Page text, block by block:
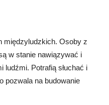
międzyludzkich. Osoby z
w stanie nawiązywać i
ludźmi. Potrafią słuchać i
pozwala na budowanie